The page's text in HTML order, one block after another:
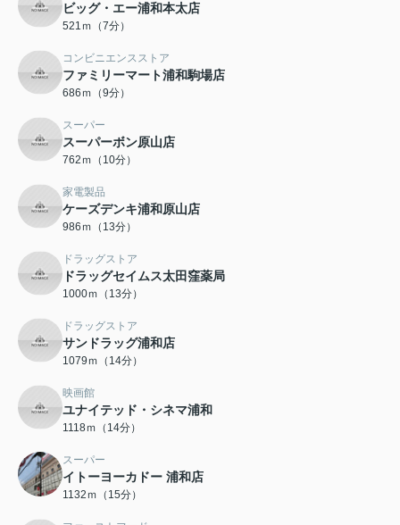
ビッグ・エー浦和本太店
521ｍ（7分）
コンビニエンスストア
ファミリーマート浦和駒場店
686ｍ（9分）
スーパー
スーパーボン原山店
762ｍ（10分）
家電製品
ケーズデンキ浦和原山店
986ｍ（13分）
ドラッグストア
ドラッグセイムス太田窪薬局
1000ｍ（13分）
ドラッグストア
サンドラッグ浦和店
1079ｍ（14分）
映画館
ユナイテッド・シネマ浦和
1118ｍ（14分）
スーパー
イトーヨーカドー 浦和店
1132ｍ（15分）